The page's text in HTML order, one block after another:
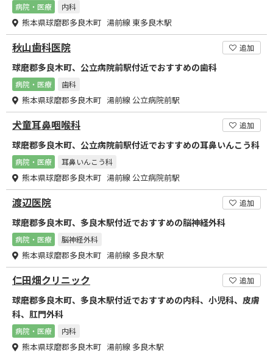
病院・医療 内科
熊本県球磨郡多良木町 湯前線 東多良木駅
秋山歯科医院 追加
球磨郡多良木町、公立病院前駅付近でおすすめの歯科
病院・医療 歯科
熊本県球磨郡多良木町 湯前線 公立病院前駅
犬童耳鼻咽喉科 追加
球磨郡多良木町、公立病院前駅付近でおすすめの耳鼻いんこう科
病院・医療 耳鼻いんこう科
熊本県球磨郡多良木町 湯前線 公立病院前駅
渡辺医院 追加
球磨郡多良木町、多良木駅付近でおすすめの脳神経外科
病院・医療 脳神経外科
熊本県球磨郡多良木町 湯前線 多良木駅
仁田畑クリニック 追加
球磨郡多良木町、多良木駅付近でおすすめの内科、小児科、皮膚
科、肛門外科
病院・医療 内科
熊本県球磨郡多良木町 湯前線 多良木駅